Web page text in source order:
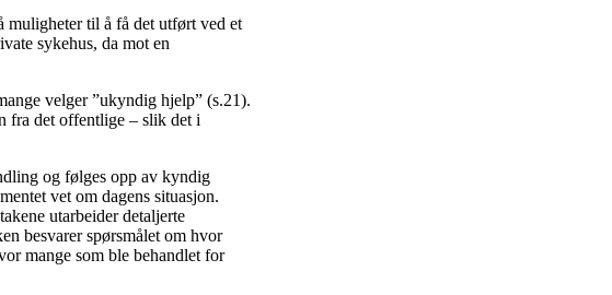
til å få det utført ved et
sykehus, da mot en
velger ”ukyndig hjelp” (s.21).
fra det offentlige – slik det i
og følges opp av kyndig
vet om dagens situasjon.
utarbeider detaljerte
besvarer spørsmålet om hvor
mange som ble behandlet for